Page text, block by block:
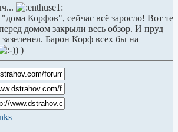
Корфов", сейчас всё заросло! Вот те
домом закрыли весь обзор. И пруд
зазеленел. Барон Корф всех бы на
)